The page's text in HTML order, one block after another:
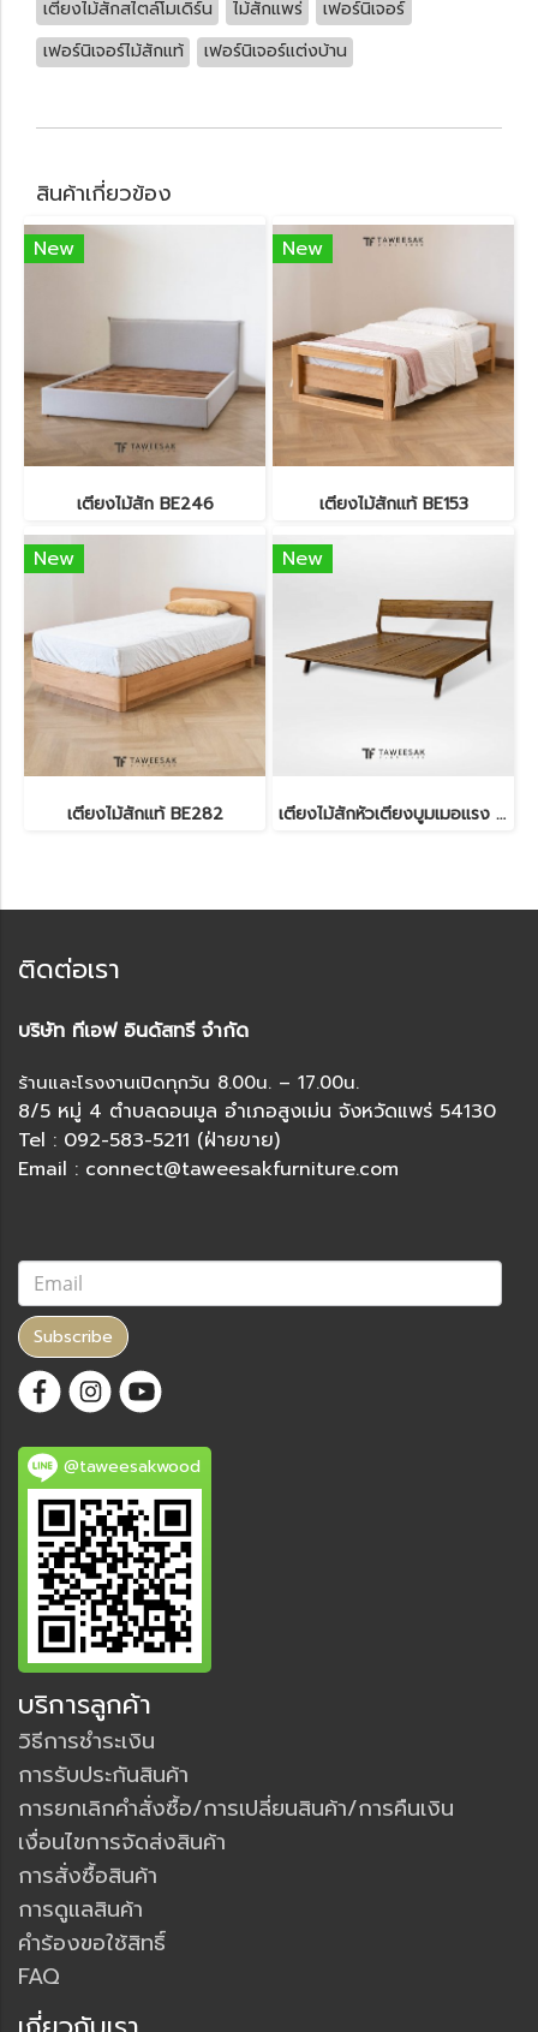
เตียงไม้สักสไตล์โมเดิร์น
ไม้สักแพร่
เฟอร์นิเจอร์
เฟอร์นิเจอร์ไม้สักแท้
เฟอร์นิเจอร์แต่งบ้าน
สินค้าเกี่ยวข้อง
New
เตียงไม้สัก BE246
New
เตียงไม้สักแท้ BE153
New
เตียงไม้สักแท้ BE282
New
เตียงไม้สักหัวเตียงบูมเมอแรง BE116
ติดต่อเรา
บริษัท ทีเอฟ อินดัสทรี จำกัด
ร้านและโรงงานเปิดทุกวัน 8.00น. – 17.00น.
8/5 หมู่ 4 ตำบลดอนมูล อำเภอสูงเม่น จังหวัดแพร่ 54130
Tel : 092-583-5211 (ฝ่ายขาย)
Email : connect@taweesakfurniture.com
Subscribe
@taweesakwood
บริการลูกค้า
วิธีการชำระเงิน
การรับประกันสินค้า
การยกเลิกคำสั่งซื้อ/การเปลี่ยนสินค้า/การคืนเงิน
เงื่อนไขการจัดส่งสินค้า
การสั่งซื้อสินค้า
การดูแลสินค้า
คำร้องขอใช้สิทธิ์
FAQ